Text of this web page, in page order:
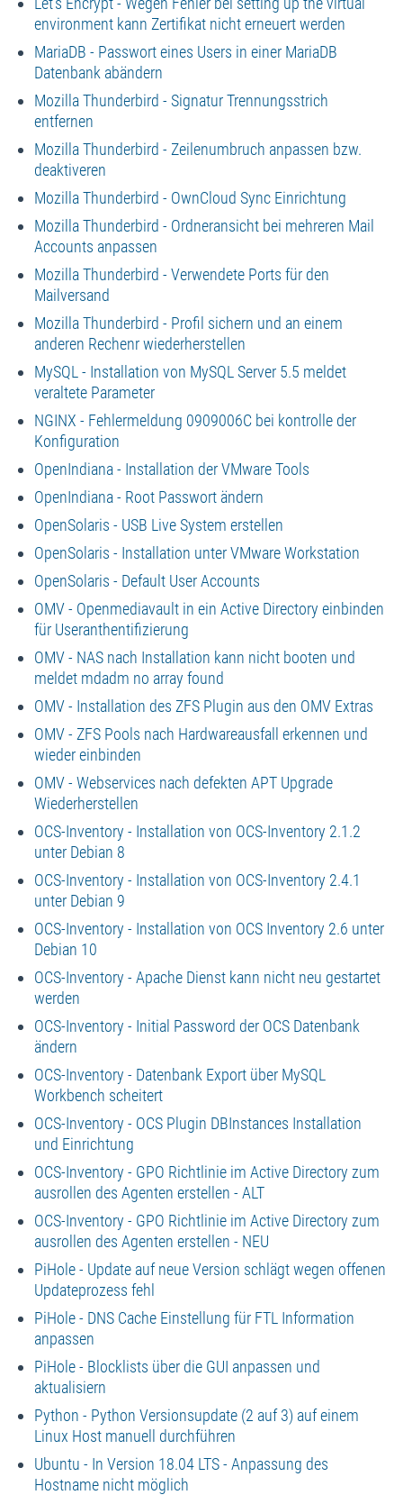
environment kann Zertifikat nicht erneuert werden
MariaDB - Passwort eines Users in einer MariaDB
Datenbank abändern
Mozilla Thunderbird - Signatur Trennungsstrich
entfernen
Mozilla Thunderbird - Zeilenumbruch anpassen bzw.
deaktiveren
Mozilla Thunderbird - OwnCloud Sync Einrichtung
Mozilla Thunderbird - Ordneransicht bei mehreren Mail
Accounts anpassen
Mozilla Thunderbird - Verwendete Ports für den
Mailversand
Mozilla Thunderbird - Profil sichern und an einem
anderen Rechenr wiederherstellen
MySQL - Installation von MySQL Server 5.5 meldet
veraltete Parameter
NGINX - Fehlermeldung 0909006C bei kontrolle der
Konfiguration
OpenIndiana - Installation der VMware Tools
OpenIndiana - Root Passwort ändern
OpenSolaris - USB Live System erstellen
OpenSolaris - Installation unter VMware Workstation
OpenSolaris - Default User Accounts
OMV - Openmediavault in ein Active Directory einbinden
für Useranthentifizierung
OMV - NAS nach Installation kann nicht booten und
meldet mdadm no array found
OMV - Installation des ZFS Plugin aus den OMV Extras
OMV - ZFS Pools nach Hardwareausfall erkennen und
wieder einbinden
OMV - Webservices nach defekten APT Upgrade
Wiederherstellen
OCS-Inventory - Installation von OCS-Inventory 2.1.2
unter Debian 8
OCS-Inventory - Installation von OCS-Inventory 2.4.1
unter Debian 9
OCS-Inventory - Installation von OCS Inventory 2.6 unter
Debian 10
OCS-Inventory - Apache Dienst kann nicht neu gestartet
werden
OCS-Inventory - Initial Password der OCS Datenbank
ändern
OCS-Inventory - Datenbank Export über MySQL
Workbench scheitert
OCS-Inventory - OCS Plugin DBInstances Installation
und Einrichtung
OCS-Inventory - GPO Richtlinie im Active Directory zum
ausrollen des Agenten erstellen - ALT
OCS-Inventory - GPO Richtlinie im Active Directory zum
ausrollen des Agenten erstellen - NEU
PiHole - Update auf neue Version schlägt wegen offenen
Updateprozess fehl
PiHole - DNS Cache Einstellung für FTL Information
anpassen
PiHole - Blocklists über die GUI anpassen und
aktualisiern
Python - Python Versionsupdate (2 auf 3) auf einem
Linux Host manuell durchführen
Ubuntu - In Version 18.04 LTS - Anpassung des
Hostname nicht möglich